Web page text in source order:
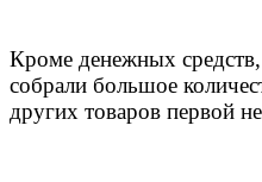
Кроме денежных
собрали большое
других товаров первой